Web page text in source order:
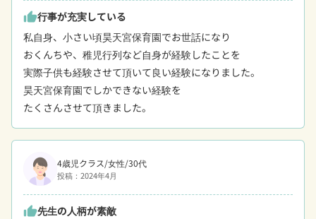
thumb_up行事が充実している
私自身、小さい頃昊天宮保育園でお世話になり
おくんちや、稚児行列など自身が経験したことを
実際子供も経験させて頂いて良い経験になりました。
昊天宮保育園でしかできない経験を
たくさんさせて頂きました。
4歳児クラス/女性/30代
投稿：2024年4月
thumb_up先生の人柄が素敵